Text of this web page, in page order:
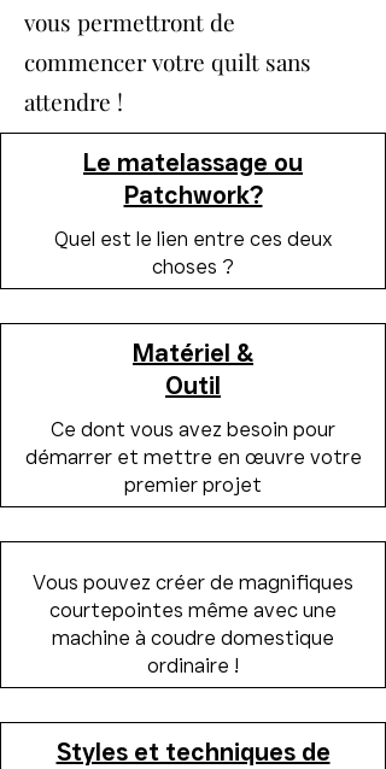
vous permettront de
commencer votre quilt sans
attendre !
Le matelassage ou
Patchwork?
Quel est le lien entre ces deux
choses ?
Matériel &
Outil
Ce dont vous avez besoin pour
démarrer et mettre en œuvre votre
premier projet
Vous pouvez créer de magnifiques
courtepointes même avec une
machine à coudre domestique
ordinaire !
Styles et techniques de